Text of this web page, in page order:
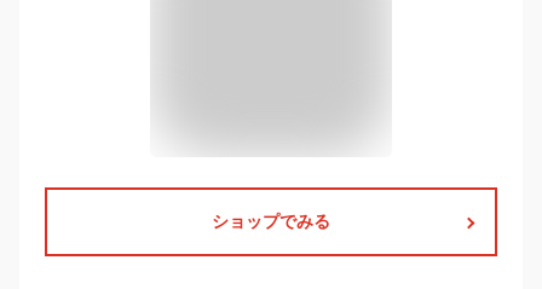
ショップでみる